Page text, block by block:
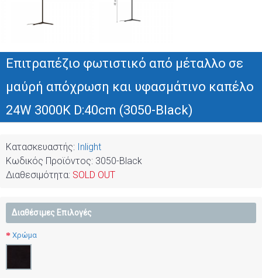
Επιτραπέζιο φωτιστικό από μέταλλο σε
μαύρή απόχρωση και υφασμάτινο καπέλο
24W 3000K D:40cm (3050-Black)
Κατασκευαστής: Inlight
Κωδικός Προϊόντος: 3050-Black
Διαθεσιμότητα: SOLD OUT
Διαθέσιμες Επιλογές
Χρώμα